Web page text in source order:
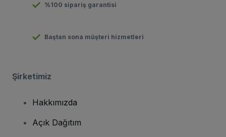
%100 sipariş garantisi
Baştan sona müşteri hizmetleri
Şirketimiz
Hakkımızda
Açık Dağıtım